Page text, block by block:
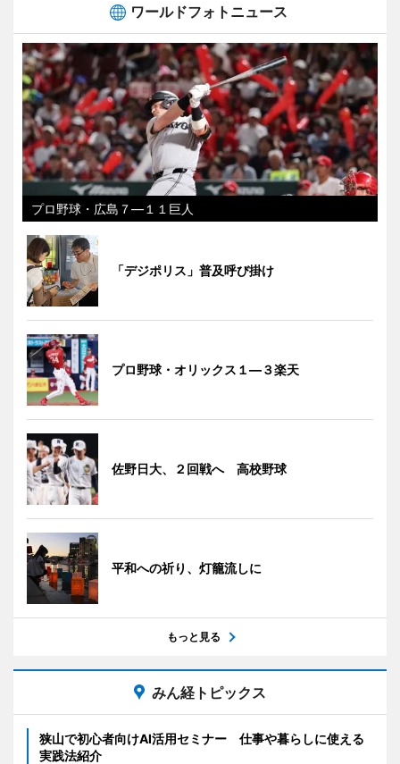
ワールドフォトニュース
プロ野球・広島７―１１巨人
「デジポリス」普及呼び掛け
プロ野球・オリックス１―３楽天
佐野日大、２回戦へ 高校野球
平和への祈り、灯籠流しに
もっと見る
みん経トピックス
狭山で初心者向けAI活用セミナー 仕事や暮らしに使える
実践法紹介